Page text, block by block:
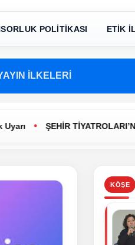
POLİTİKASI ETİK
İLKELERİ
ŞEHİR TİYATROLARI’NDAN
KÖŞE